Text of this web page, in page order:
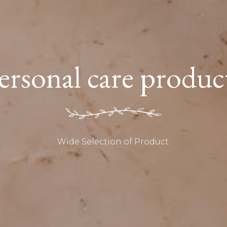
care
Wide Selection of Product.